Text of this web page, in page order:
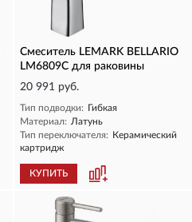
Смеситель LEMARK BELLARIO
LM6809C для раковины
20 991 руб.
Тип подводки: Гибкая
Материал: Латунь
Тип переключателя: Керамический
картридж
КУПИТЬ